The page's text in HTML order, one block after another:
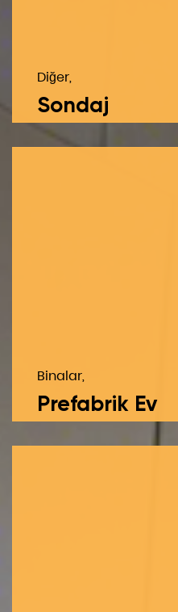
Diğer,
Sondaj
Binalar,
Prefabrik Ev